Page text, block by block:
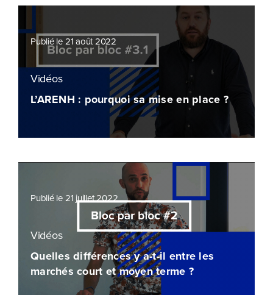
Publié le 21 août 2022
Vidéos
L’ARENH : pourquoi sa mise en place ?
Publié le 21 juillet 2022
Vidéos
Quelles différences y a-t-il entre les
marchés court et moyen terme ?